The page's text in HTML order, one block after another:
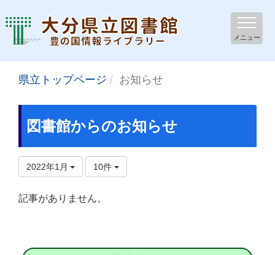
メニュー
県立トップページ お知らせ
図書館からのお知らせ
2022年1月 10件
記事がありません。